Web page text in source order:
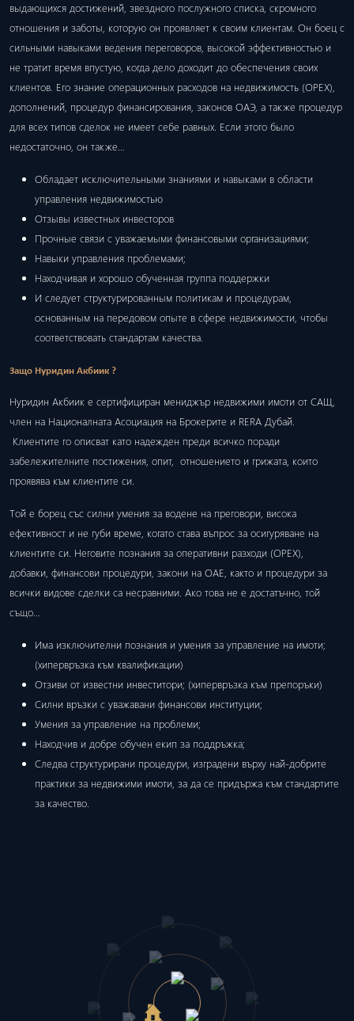
выдающихся достижений, звездного послужного списка, скромного
отношения и заботы, которую он проявляет к своим клиентам. Он боец ​​с
сильными навыками ведения переговоров, высокой эффективностью и
не тратит время впустую, когда дело доходит до обеспечения своих
клиентов. Его знание операционных расходов на недвижимость (OPEX),
дополнений, процедур финансирования, законов ОАЭ, а также процедур
для всех типов сделок не имеет себе равных. Если этого было
недостаточно, он также…
Обладает исключительными знаниями и навыками в области
управления недвижимостью
Отзывы известных инвесторов
Прочные связи с уважаемыми финансовыми организациями;
Навыки управления проблемами;
Находчивая и хорошо обученная группа поддержки
И следует структурированным политикам и процедурам,
основанным на передовом опыте в сфере недвижимости, чтобы
соответствовать стандартам качества.
Защо Нуридин Акбиик ?
Нуридин Акбиик е сертифициран мениджър недвижими имоти от САЩ,
член на Националната Асоциация на Брокерите и RERA Дубай.
Клиентите го описват като надежден преди всичко поради
забележителните постижения, опит, отношението и грижата, които
проявява към клиентите си.
Той е борец със силни умения за водене на преговори, висока
ефективност и не губи време, когато става въпрос за осигуряване на
клиентите си. Неговите познания за оперативни разходи (ОРЕХ),
добавки, финансови процедури, закони на ОАЕ, както и процедури за
всички видове сделки са несравними. Ако това не е достатъчно, той
също…
Има изключителни познания и умения за управление на имоти;
(хипервръзка към квалификации)
Отзиви от известни инвеститори; (хипервръзка към препоръки)
Силни връзки с уважавани финансови институции;
Умения за управление на проблеми;
Находчив и добре обучен екип за поддръжка;
Следва структурирани процедури, изградени върху най-добрите
практики за недвижими имоти, за да се придържа към стандартите
за качество.